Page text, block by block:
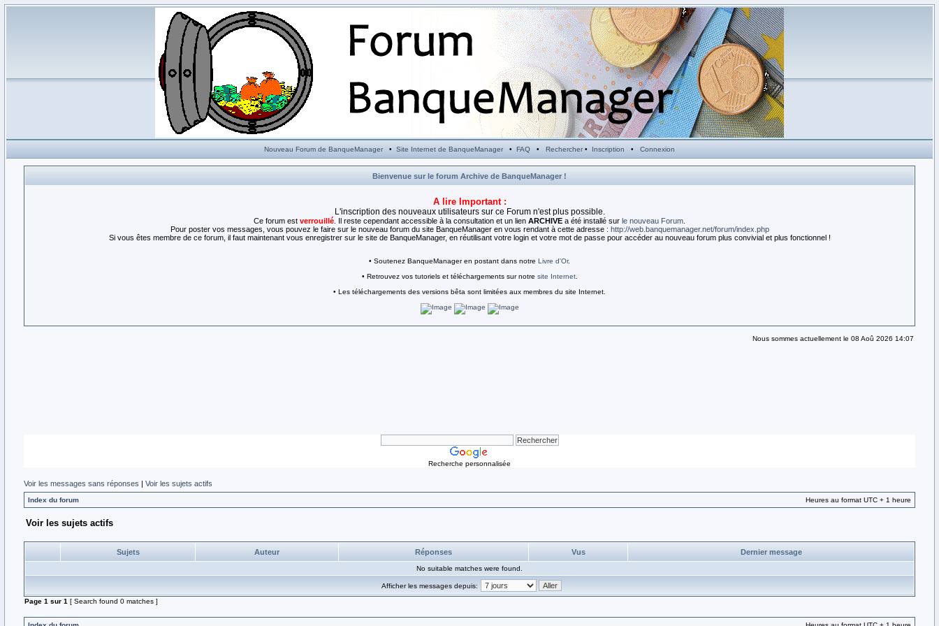
Nouveau Forum de BanqueManager• Site Internet de BanqueManager• FAQ • Rechercher• Inscription • Connexion
Bienvenue sur le forum Archive de BanqueManager !
A lire Important :
L'inscription des nouveaux utilisateurs sur ce Forum n'est plus possible.
Ce forum est verrouillé . Il reste cependant accessible à la consultation et un lien ARCHIVE a été installé sur le nouveau Forum
Pour poster vos messages, vous pouvez le faire sur le nouveau forum du site BanqueManager en vous rendant à cette adresse : http://web.banquemanager.net/forum/index.php
Si vous êtes membre de ce forum, il faut maintenant vous enregistrer sur le site de BanqueManager, en réutilisant votre login et votre mot de passe pour accéder au nouveau forum plus convivial et plus fonctionnel !
• Soutenez BanqueManager en postant dans notre Livre d'Or.
• Retrouvez vos tutoriels et téléchargements sur notre site Internet.
• Les téléchargements des versions bêta sont limitées aux membres du site Internet.
Nous sommes actuellement le 08 Aoû 2026 14:07
Recherche personnalisée
Voir les messages sans réponses | Voir les sujets actifs
Index du forum Heures au format UTC + 1 heure
Voir les sujets actifs
Sujets Auteur Réponses Vus Dernier message
No suitable matches were found.
Afficher les messages depuis:
Page 1 sur 1 [ Search found 0 matches ]